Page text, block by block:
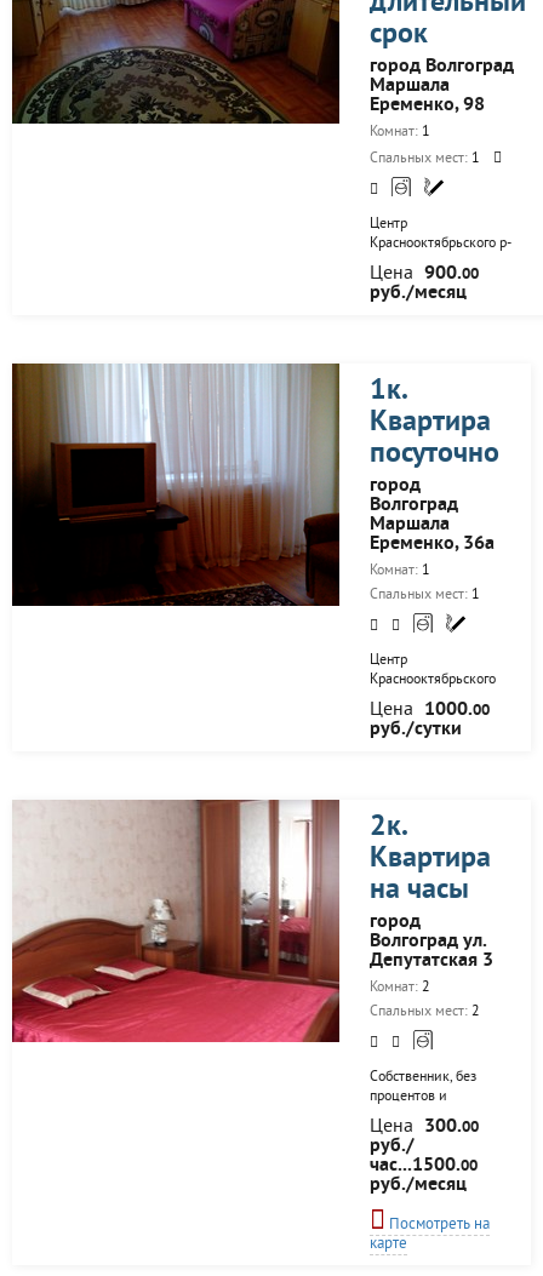
срок
город Волгоград
Маршала
Еременко, 98
Комнат: 1
Спальных мест: 1
Центр
Краснооктябрьского р-
на, вторая продольная,
ост. кинотеатр Юность. В
шаговой доступности
бассейн Искра, заводы
Красный Октябрь,
Баррикады. До Центра
города 15мин. Квартира
чистая, уютная. Цена
может меняться в
зависимости от человек
и дней проживания.
Цена 900.00
руб./месяц
1к.
Квартира
посуточно
город
Волгоград
Маршала
Еременко, 36а
Комнат: 1
Спальных мест: 1
Центр
Краснооктябрьского
р-на, вторая
продольная, ост.
Германа Титова. В
супермакеты,
аптеки, рынок.
Недалеко парк
Гагарина, бвссейн
Искра, заводы
Красный Октябрь,
Баррикады. До
Центра города 20
мин. Квартира в
хорошем состоянии,
есть все для
проживания. Цена
может меняться от
человек и дней
проживания.
Цена 1000.00
руб./сутки
2к.
Квартира
на часы
город
Волгоград ул.
Депутатская 3
Комнат: 2
Спальных мест: 2
Собственник, без
процентов и
переплат. Все есть
для комфортного
проживания. Чисто
и уютно.
Цена 300.00
руб./
час...1500.00
руб./месяц
Посмотреть на
карте